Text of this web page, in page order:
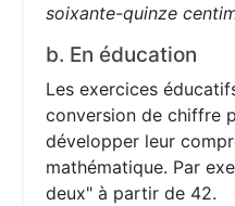
soixante-quinze
b. En éducation
Les exercices
conversion de chiffre
développer leur
mathématique. Par
deux" à partir de 42.